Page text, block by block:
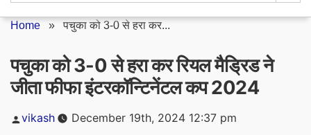
Home »पचुका को 3-0 से हरा कर...
पचुका को 3-0 से हरा कर रियल मैड्रिड ने
जीता फीफा इंटरकॉन्टिनेंटल कप 2024
Posted
vikash December 19th, 2024 12:37 pm